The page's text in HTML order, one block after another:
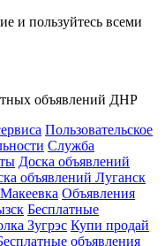
и пользуйтесь всеми
объявлений ДНР
Пользовательское
Служба
Доска объявлений
объявлений Луганск
Объявления
Бесплатные
Зугрэс Купи продай
объявления